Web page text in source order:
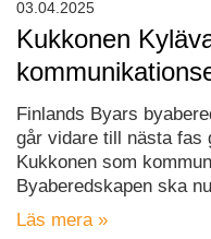
Kukkonen
Finlands Byars
går vidare till nästa fas
Kukkonen som
Byaberedskapen ska
Läs mera »
03.04.2025